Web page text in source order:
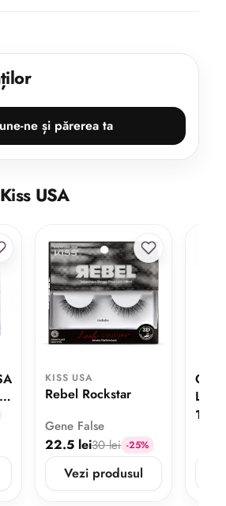
ne și părerea ta
USA
KISS USA
Rebel Rockstar
Gene False
22.5 lei30 lei -25%
Vezi produsul
Lash
18 lei